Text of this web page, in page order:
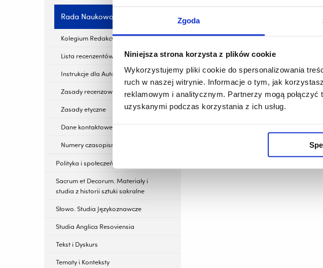
Zgoda
Niniejsza strona korzysta z plików cookie
Wykorzystujemy pliki cookie do spersonalizowania
ruch w naszej witrynie. Informacje o tym, jak
reklamowym i analitycznym. Partnerzy mogą
uzyskanymi podczas korzystania z ich usług.
Rada Naukowa
Kolegium Redakcyjne
Lista recenzentów
Instrukcje dla Autorów
Zasady recenzowania artykułów
Zasady etyczne
Dane kontaktowe
Numery czasopisma
Polityka i społeczeństwo
Sacrum et Decorum. Materiały i
studia z historii sztuki sakralne
Słowo. Studia Językoznawcze
Studia Anglica Resoviensia
Tekst i Dyskurs
Tematy i Konteksty